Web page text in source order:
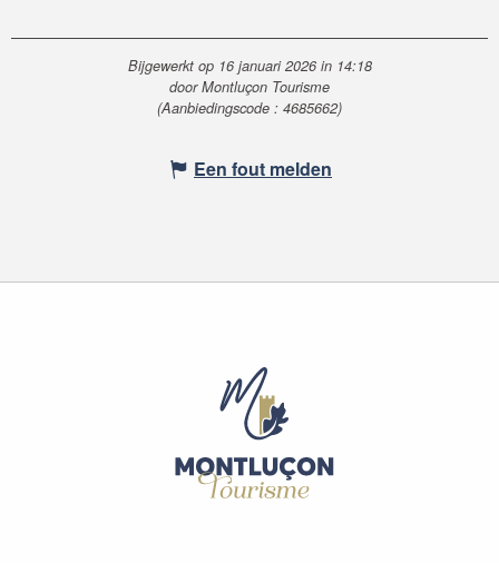
Bijgewerkt op 16 januari 2026 in 14:18
door Montluçon Tourisme
(Aanbiedingscode : 4685662)
Een fout melden